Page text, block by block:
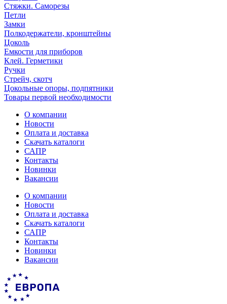
Стяжки. Саморезы
Петли
Замки
Полкодержатели, кронштейны
Цоколь
Емкости для приборов
Клей. Герметики
Ручки
Стрейч, скотч
Цокольные опоры, подпятники
Товары первой необходимости
О компании
Новости
Оплата и доставка
Скачать каталоги
САПР
Контакты
Новинки
Вакансии
О компании
Новости
Оплата и доставка
Скачать каталоги
САПР
Контакты
Новинки
Вакансии